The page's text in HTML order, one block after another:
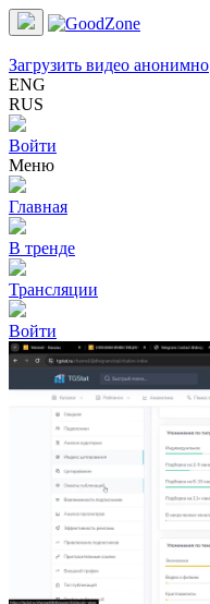
Загрузить видео анонимно
ENG
RUS
Войти
Меню
Главная
В тренде
Трансляции
Войти